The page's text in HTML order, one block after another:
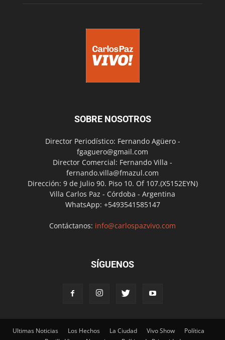
SOBRE NOSOTROS
Director Periodístico: Fernando Agüero -
fgaguero@gmail.com
Director Comercial: Fernando Villa -
fernando.villa@fmazul.com
Dirección: 9 de Julio 90. Piso 10. Of 107.(X5152EYN)
Villa Carlos Paz - Córdoba - Argentina
WhatsApp: +5493541585147
Contáctanos: info@carlospazvivo.com
SÍGUENOS
Ultimas Noticias Los Hechos La Ciudad Vivo Show
Política